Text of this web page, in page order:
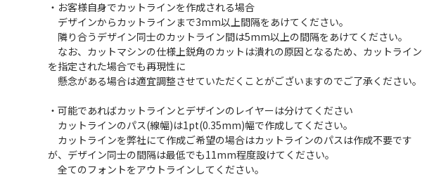
・お客様自身でカットラインを作成される場合
デザインからカットラインまで3mm以上間隔をあけてください。
隣り合うデザイン同士のカットライン間は5mm以上の間隔をあけてください。
なお、カットマシンの仕様上鋭角のカットは潰れの原因となるため、カットライン
を指定された場合でも再現性に
懸念がある場合は適宜調整させていただくことがございますのでご了承ください。
・可能であればカットラインとデザインのレイヤーは分けてください
カットラインのパス(線幅)は1pt(0.35mm)幅で作成してください。
カットラインを弊社にて作成ご希望の場合はカットラインのパスは作成不要です
が、デザイン同士の間隔は最低でも11mm程度設けてください。
全てのフォントをアウトラインしてください。